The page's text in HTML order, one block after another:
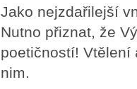
Jako nejzdařilejší
Nutno přiznat, že
poetičností! Vtělení
nim.